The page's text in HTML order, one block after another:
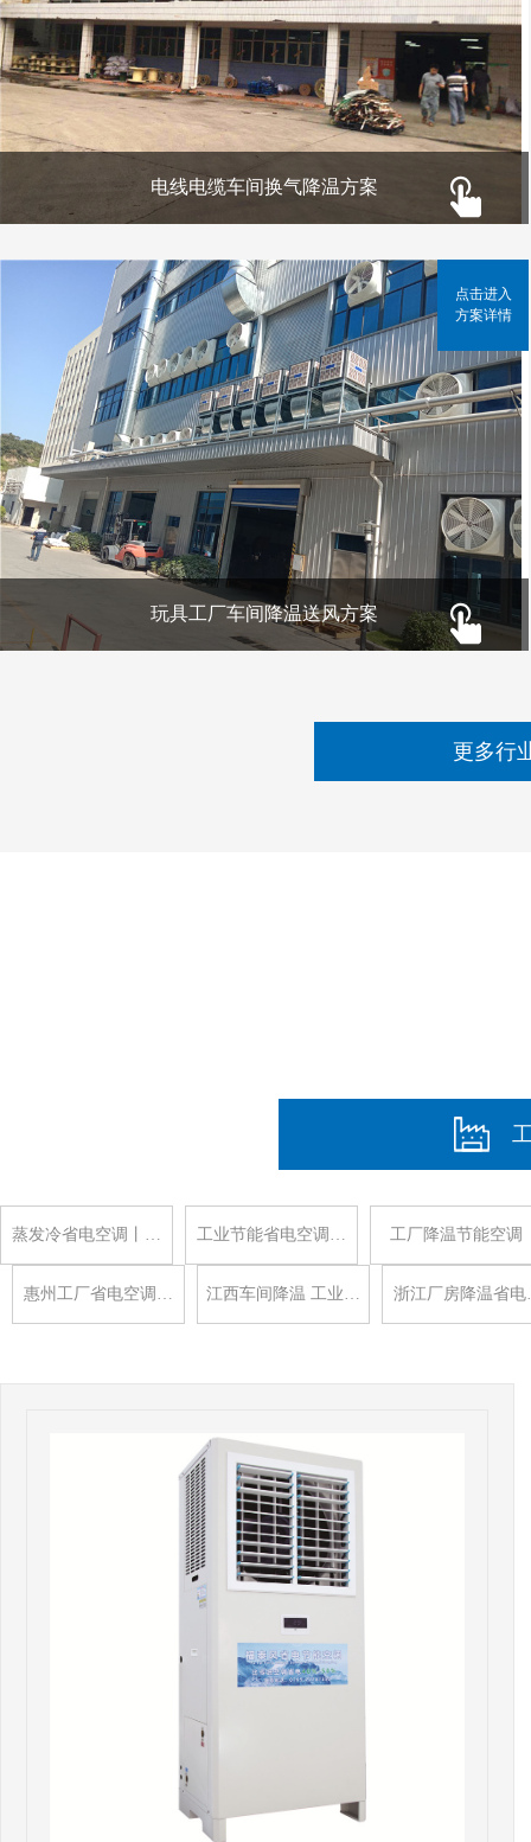
电线电缆车间换气降温方案
玩具工厂车间降温送风方案
点击进入
方案详情
更多行
蒸发冷省电空调丨… 工业节能省电空调… 工厂降温节能空调
惠州工厂省电空调… 江西车间降温 工业… 浙江厂房降温省